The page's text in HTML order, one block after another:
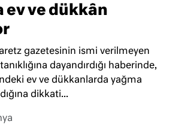
ev ve dükkân
gazetesinin ismi verilmeyen
dayandırdığı haberinde,
ev ve dükkanlarda yağma
dikkati...